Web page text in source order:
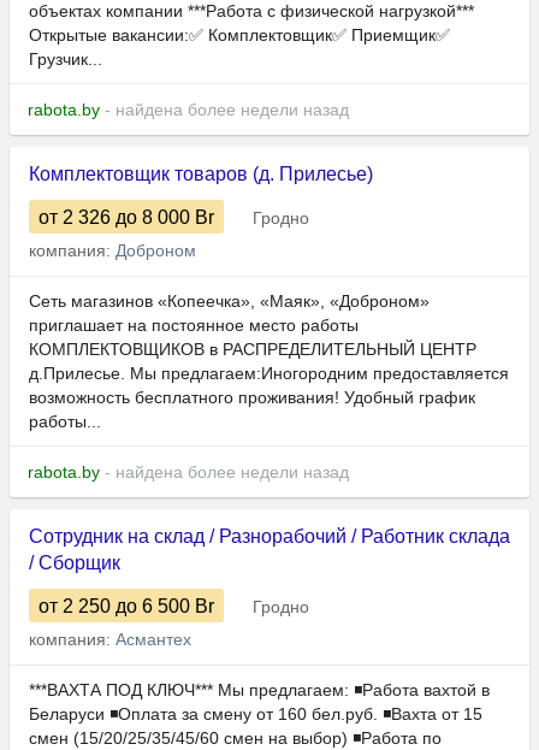
объектах компании ***Работа с физической нагрузкой***
Открытые вакансии:✅ Комплектовщик✅ Приемщик✅
Грузчик...
rabota.by - найдена более недели назад
Комплектовщик товаров (д. Прилесье)
от 2 326 до 8 000 Br
Гродно
компания: Доброном
Сеть магазинов «Копеечка», «Маяк», «Доброном»
приглашает на постоянное место работы
КОМПЛЕКТОВЩИКОВ в РАСПРЕДЕЛИТЕЛЬНЫЙ ЦЕНТР
д.Прилесье. Мы предлагаем:Иногородним предоставляется
возможность бесплатного проживания! Удобный график
работы...
rabota.by - найдена более недели назад
Сотрудник на склад / Разнорабочий / Работник склада
/ Сборщик
от 2 250 до 6 500 Br
Гродно
компания: Асмантех
***ВАХТА ПОД КЛЮЧ*** Мы предлагаем: ◾Работа вахтой в
Беларуси ◾Оплата за смену от 160 бел.руб. ◾Вахта от 15
смен (15/20/25/35/45/60 смен на выбор) ◾Работа по